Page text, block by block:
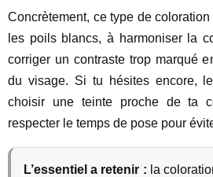
Concrètement, ce type de
les poils blancs, à harmoniser la
corriger un contraste trop marqué
du visage. Si tu hésites encore,
choisir une teinte proche de ta
respecter le temps de pose pour
L’essentiel a retenir : la